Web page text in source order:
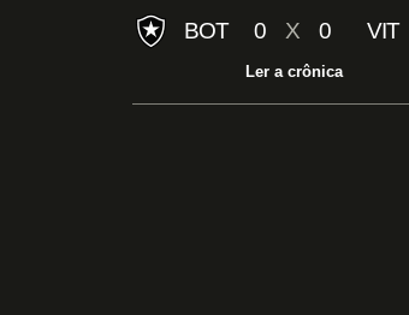
BOT 0 X 0 VIT
Ler a crônica